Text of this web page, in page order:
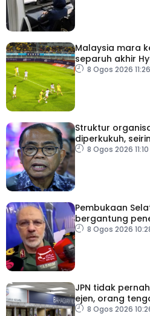
Malaysia mara
separuh akhir
ASEAN Cup
8 Ogos 2026
Struktur
diperkukuh,
pemodenan
8 Ogos 2026
Pembukaan
bergantung
AS – IRGC
8 Ogos 2026
JPN tidak
ejen, orang
dokumentasi
8 Ogos 2026